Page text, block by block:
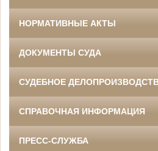
НОРМАТИВНЫЕ АКТЫ
ДОКУМЕНТЫ СУДА
СУДЕБНОЕ
СПРАВОЧНАЯ ИНФОРМАЦИЯ
ПРЕСС-СЛУЖБА